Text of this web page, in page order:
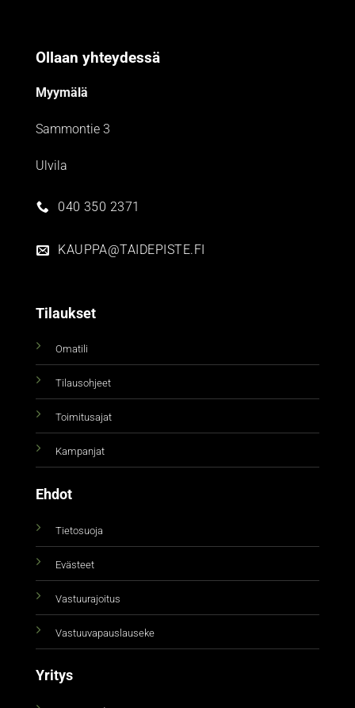
Ollaan yhteydessä
Myymälä
Sammontie 3
Ulvila
040 350 2371
KAUPPA@TAIDEPISTE.FI
Tilaukset
Omatili
Tilausohjeet
Toimitusajat
Kampanjat
Ehdot
Tietosuoja
Evästeet
Vastuurajoitus
Vastuuvapauslauseke
Yritys